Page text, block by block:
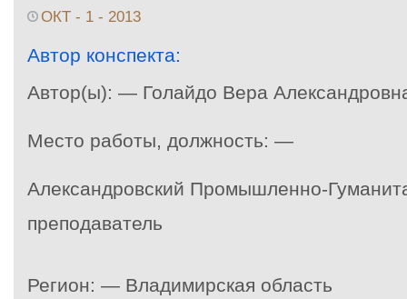
ОКТ - 1 - 2013
Автор конспекта:
Автор(ы): — Голайдо Вера
Место работы, должность: —
Александровский Промышленно-
преподаватель
Регион: — Владимирская область